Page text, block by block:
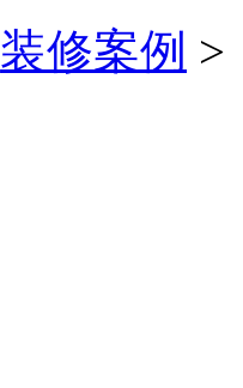
装修案例 >